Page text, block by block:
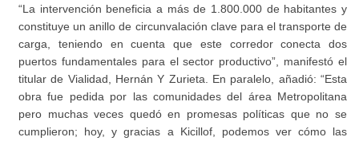
“La intervención beneficia a más de 1.800.000 de habitantes y
constituye un anillo de circunvalación clave para el transporte de
carga, teniendo en cuenta que este corredor conecta dos
puertos fundamentales para el sector productivo”, manifestó el
titular de Vialidad, Hernán Y Zurieta. En paralelo, añadió: “Esta
obra fue pedida por las comunidades del área Metropolitana
pero muchas veces quedó en promesas políticas que no se
cumplieron; hoy, y gracias a Kicillof, podemos ver cómo las